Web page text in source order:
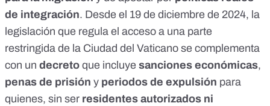
de integración. Desde el 19 de diciembre de 2024, la
legislación que regula el acceso a una parte
restringida de la Ciudad del Vaticano se complementa
con un decreto que incluye sanciones económicas,
penas de prisión y periodos de expulsión para
quienes, sin ser residentes autorizados ni